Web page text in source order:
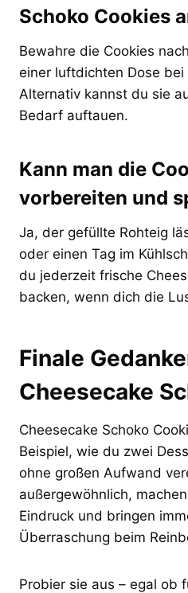
Schoko Cookies
Bewahre die Cookies
einer luftdichten Dose
Alternativ kannst du sie
Bedarf auftauen.
Kann man die
vorbereiten und
Ja, der gefüllte Rohteig
oder einen Tag im
du jederzeit frische
backen, wenn dich die
Finale
Cheesecake
Cheesecake Schoko
Beispiel, wie du zwei
ohne großen Aufwand
außergewöhnlich,
Eindruck und bringen
Überraschung beim
Probier sie aus – egal ob